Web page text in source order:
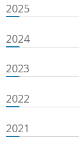
2025
2024
2023
2022
2021